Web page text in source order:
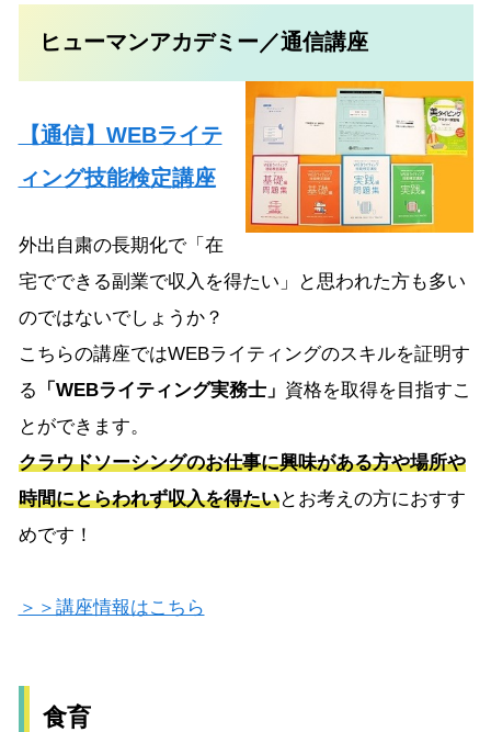
ヒューマンアカデミー／通信講座
【通信】WEBライテ
ィング技能検定講座
外出自粛の長期化で「在
宅でできる副業で収入を得たい」と思われた方も多い
のではないでしょうか？
こちらの講座ではWEBライティングのスキルを証明す
る 「WEBライティング実務士」 資格を取得を目指すこ
とができます。
クラウドソーシングのお仕事に興味がある方や場所や
時間にとらわれず収入を得たいとお考えの方におすす
めです！
＞＞講座情報はこちら
食育